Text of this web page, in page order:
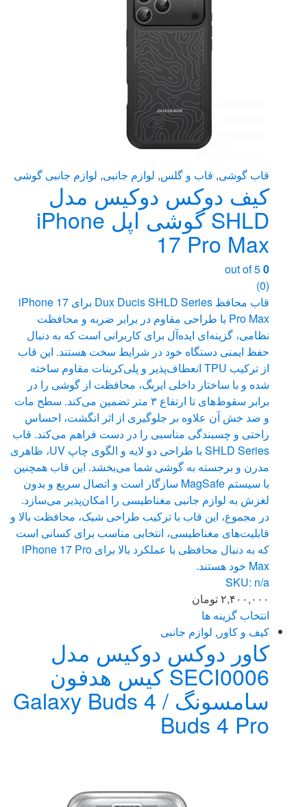
قاب گوشی, قاب و گلس, لوازم جانبی, لوازم جانبی گوشی
کیف دوکس دوکیس مدل
SHLD گوشی اپل iPhone
17 Pro Max
0
(0)
قاب محافظ Dux Ducis SHLD Series برای iPhone 17
Pro Max با طراحی مقاوم در برابر ضربه و محافظت
نظامی، گزینه‌ای ایده‌آل برای کاربرانی است که به دنبال
حفظ ایمنی دستگاه خود در شرایط سخت هستند. این قاب
از ترکیب TPU انعطاف‌پذیر و پلی‌کربنات مقاوم ساخته
شده و با ساختار داخلی ایربگ، محافظت از گوشی را در
برابر سقوط‌های تا ارتفاع ۳ متر تضمین می‌کند. سطح مات
و ضد خش آن علاوه بر جلوگیری از اثر انگشت، احساس
راحتی و چسبندگی مناسبی را در دست فراهم می‌کند. قاب
SHLD Series با طراحی دو لایه و الگوی چاپ UV، ظاهری
مدرن و برجسته به گوشی شما می‌بخشد. این قاب همچنین
با سیستم MagSafe سازگار است و اتصال سریع و بدون
لغزش به لوازم جانبی مغناطیسی را امکان‌پذیر می‌سازد.
در مجموع، این قاب با ترکیب طراحی شیک، محافظت بالا و
قابلیت‌های مغناطیسی، انتخابی مناسب برای کسانی است
که به دنبال محافظی با عملکرد بالا برای iPhone 17 Pro
Max خود هستند.
SKU: n/a
۲,۴۰۰,۰۰۰تومان
انتخاب گزینه ها
این
محصول
دارای
انواع
مختلفی
می
باشد.
کیف و کاور , لوازم جانبی
کاور دوکس دوکیس مدل
SECI0006 کیس هدفون
سامسونگ Galaxy Buds 4 /
Buds 4 Pro